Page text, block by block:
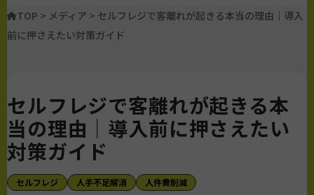
TOP > メディア > セルフレジで客離れが起きる本当の理由｜導入
前に押さえたい対策ガイド
セルフレジで客離れが起きる本
当の理由｜導入前に押さえたい
対策ガイド
セルフレジ 人手不足解消 人件費削減